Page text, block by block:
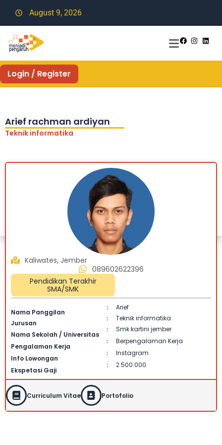
August 9, 2026
Login / Register
Arief rachman ardiyan
Teknik informatika
Pendidikan Terakhir
SMA/SMK
089602622396
Kaliwates, Jember
Nama Panggilan
:
Arief
Jurusan
:
Teknik informatika
Nama Sekolah / Universitas
: Smk kartini jember
Pengalaman Kerja
: Berpengalaman Kerja
Info Lowongan
: Instagram
Ekspetasi Gaji
: 2.500.000
Curriculum Vitae Portofolio